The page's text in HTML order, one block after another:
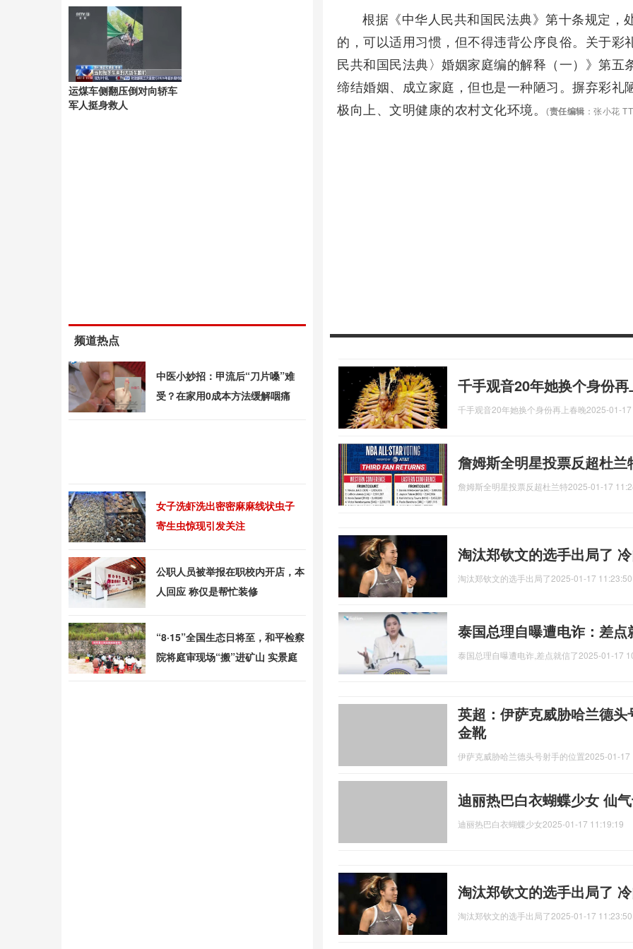
根据《中华人民共和国民法典》第十条规定，
的，可以适用习惯，但不得违背公序良俗。关于
民共和国民法典〉婚姻家庭编的解释（一）》第
缔结婚姻、成立家庭，但也是一种陋习。摒弃彩
极向上、文明健康的农村文化环境。
(责任编辑 ：张小花
千手观音20年她换个身份
千手观音20年她换个身份再上春晚2025-01-
詹姆斯全明星投票反超杜
詹姆斯全明星投票反超杜兰特2025-01-17
淘汰郑钦文的选手出局了
淘汰郑钦文的选手出局了2025-01-17 11:23:50
泰国总理自曝遭电诈：差点
泰国总理自曝遭电诈,差点就信了2025-01-17
英超：伊萨克威胁哈兰德
金靴
伊萨克威胁哈兰德头号射手的位置2025-01-17
迪丽热巴白衣蝴蝶少女 仙
迪丽热巴白衣蝴蝶少女2025-01-17 11:19:19
淘汰郑钦文的选手出局了
淘汰郑钦文的选手出局了2025-01-17 11:23:50
润激增
运煤车侧翻压倒对向轿车
军人挺身救人
频道热点
中医小妙招：甲流后“刀片嗓”难
受？在家用0成本方法缓解咽痛
女子洗虾洗出密密麻麻线状虫子
寄生虫惊现引发关注
公职人员被举报在职校内开店，本
人回应 称仅是帮忙装修
“8·15”全国生态日将至，和平检察
院将庭审现场“搬”进矿山 实景庭